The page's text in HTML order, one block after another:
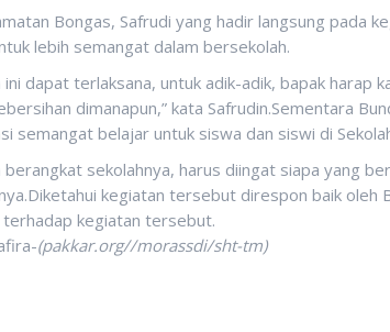
Bongas, Safrudi yang hadir langsung pada
lebih semangat dalam bersekolah.
ini dapat terlaksana, untuk adik-adik, bapak harap
dimanapun,” kata Safrudin.Sementara
semangat belajar untuk siswa dan siswi di
berangkat sekolahnya, harus diingat siapa yang
kegiatan tersebut direspon baik oleh
kegiatan tersebut.
(pakkar.org//morassdi/sht-tm)